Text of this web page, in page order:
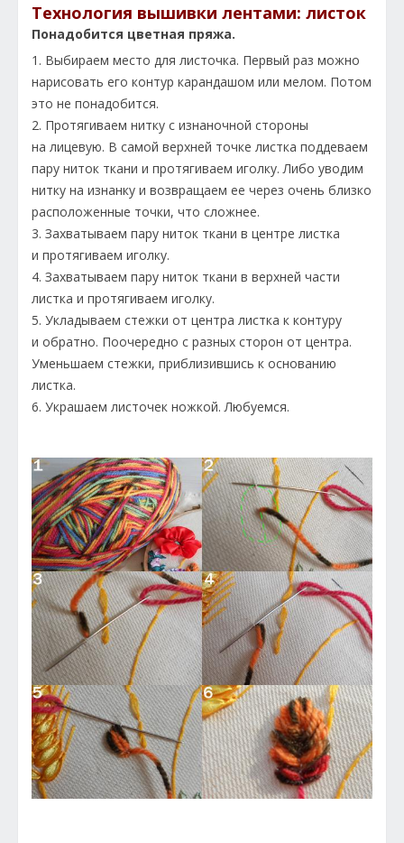
Технология вышивки лентами: листок
Понадобится цветная пряжа.
1. Выбираем место для листочка. Первый раз можно
нарисовать его контур карандашом или мелом. Потом
это не понадобится.
2. Протягиваем нитку с изнаночной стороны
на лицевую. В самой верхней точке листка поддеваем
пару ниток ткани и протягиваем иголку. Либо уводим
нитку на изнанку и возвращаем ее через очень близко
расположенные точки, что сложнее.
3. Захватываем пару ниток ткани в центре листка
и протягиваем иголку.
4. Захватываем пару ниток ткани в верхней части
листка и протягиваем иголку.
5. Укладываем стежки от центра листка к контуру
и обратно. Поочередно с разных сторон от центра.
Уменьшаем стежки, приблизившись к основанию
листка.
6. Украшаем листочек ножкой. Любуемся.